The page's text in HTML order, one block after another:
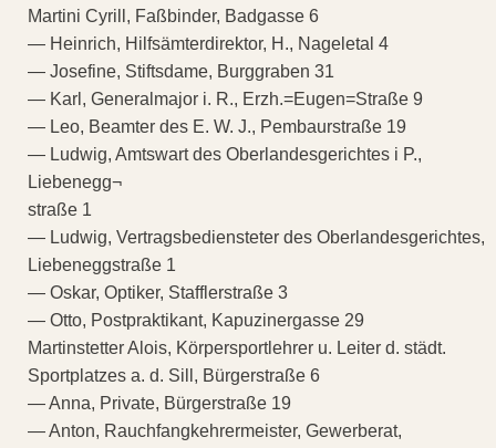
Martini Cyrill, Faßbinder, Badgasse 6
— Heinrich, Hilfsämterdirektor, H., Nageletal 4
— Josefine, Stiftsdame, Burggraben 31
— Karl, Generalmajor i. R., Erzh.=Eugen=Straße 9
— Leo, Beamter des E. W. J., Pembaurstraße 19
— Ludwig, Amtswart des Oberlandesgerichtes i P.,
Liebenegg¬
straße 1
— Ludwig, Vertragsbediensteter des Oberlandesgerichtes,
Liebeneggstraße 1
— Oskar, Optiker, Stafflerstraße 3
— Otto, Postpraktikant, Kapuzinergasse 29
Martinstetter Alois, Körpersportlehrer u. Leiter d. städt.
Sportplatzes a. d. Sill, Bürgerstraße 6
— Anna, Private, Bürgerstraße 19
— Anton, Rauchfangkehrermeister, Gewerberat,